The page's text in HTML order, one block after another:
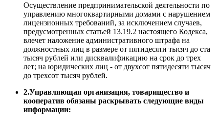
Осуществление предпринимательской деятельности по
управлению многоквартирными домами с нарушением
лицензионных требований, за исключением случаев,
предусмотренных статьей 13.19.2 настоящего Кодекса,
влечет наложение административного штрафа на
должностных лиц в размере от пятидесяти тысяч до ста
тысяч рублей или дисквалификацию на срок до трех
лет; на юридических лиц - от двухсот пятидесяти тысяч
до трехсот тысяч рублей.
2.Управляющая организация, товарищество и
кооператив обязаны раскрывать следующие виды
информации: